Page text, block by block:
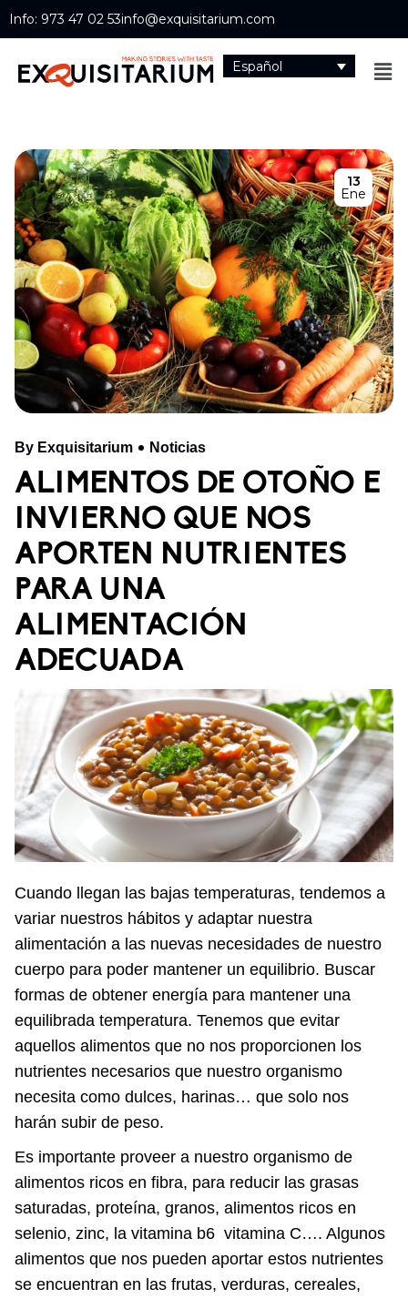
Info: 973 47 02 53info@exquisitarium.com
Español
13
Ene
By Exquisitarium Noticias
ALIMENTOS DE OTOÑO E
INVIERNO QUE NOS
APORTEN NUTRIENTES
PARA UNA
ALIMENTACIÓN
ADECUADA
Cuando llegan las bajas temperaturas, tendemos a
variar nuestros hábitos y adaptar nuestra
alimentación a las nuevas necesidades de nuestro
cuerpo para poder mantener un equilibrio. Buscar
formas de obtener energía para mantener una
equilibrada temperatura. Tenemos que evitar
aquellos alimentos que no nos proporcionen los
nutrientes necesarios que nuestro organismo
necesita como dulces, harinas… que solo nos
harán subir de peso.
Es importante proveer a nuestro organismo de
alimentos ricos en fibra, para reducir las grasas
saturadas, proteína, granos, alimentos ricos en
selenio, zinc, la vitamina b6 vitamina C…. Algunos
alimentos que nos pueden aportar estos nutrientes
se encuentran en las frutas, verduras, cereales,